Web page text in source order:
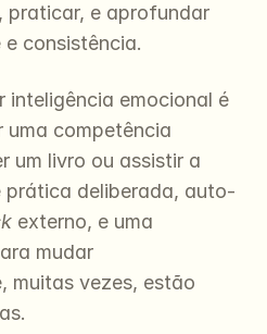
praticar, e aprofundar
consistência.
inteligência emocional é
uma competência
um livro ou assistir a
prática deliberada, auto-
externo, e uma
mudar
muitas vezes, estão